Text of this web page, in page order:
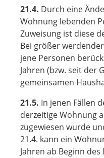
21.4. Durch eine
Wohnung lebenden
Zuweisung ist diese
Bei größer
jene Personen
Jahren (bzw. seit der
gemeinsamen
21.5. In jenen Fällen
derzeitige Wohnung
zugewiesen wurde
21.4. kann ein
Jahren ab Beginn